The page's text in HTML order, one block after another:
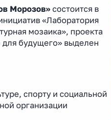
Морозов» состоится в
«Лаборатория
мозаика», проекта
будущего» выделен
спорту и социальной
организации